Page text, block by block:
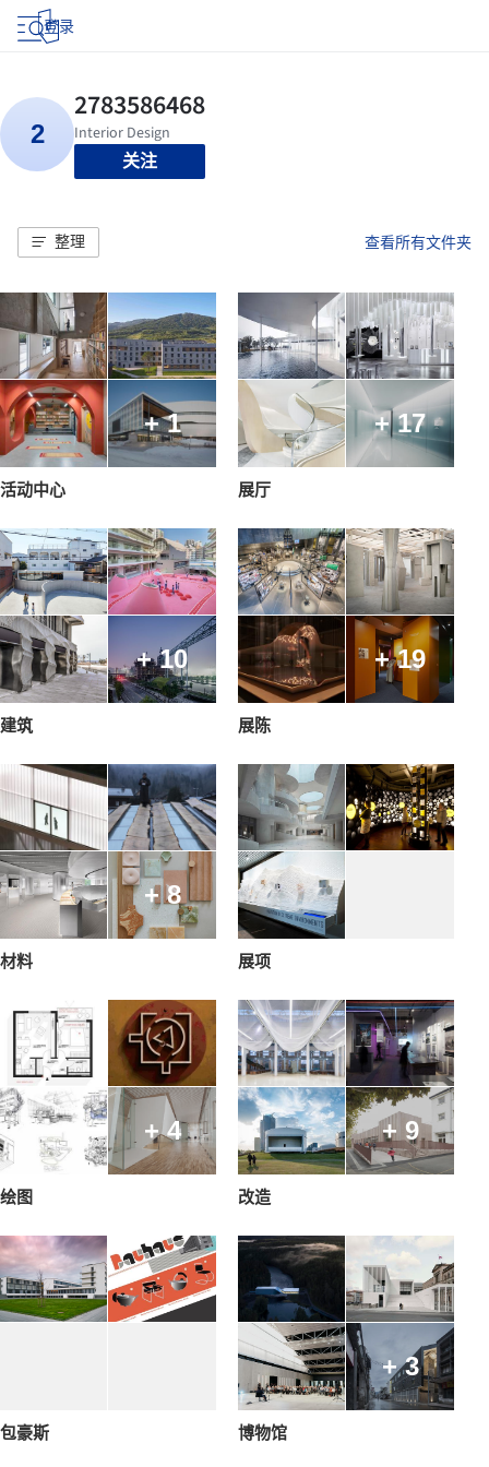
登录
关注
整理 查看所有文件夹
+ 1
活动中心
+ 17
展厅
+ 10
建筑
+ 19
展陈
+ 8
材料 展项
+ 4
绘图
+ 9
改造
包豪斯
+ 3
博物馆